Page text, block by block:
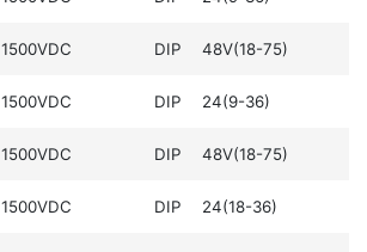
1500VDC DIP 48V(18-75)
1500VDC DIP 24(9-36)
1500VDC DIP 48V(18-75)
1500VDC DIP 24(18-36)